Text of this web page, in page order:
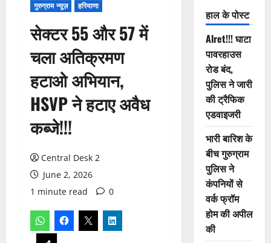
गुरुग्राम न्यूज़
हरियाणा
सेक्टर 55 और 57 में
चला अतिक्रमण
हटाओ अभियान,
HSVP ने हटाए अवैध
कब्जे!!!
Central Desk 2
June 2, 2026
1 minute read
0
हाल के पोस्ट
Alret!!! घाटा
पावरहाउस
रोड बंद,
पुलिस ने जारी
की ट्रैफिक
एडवाइजरी
भारी बारिश के
बीच गुरुग्राम
पुलिस ने
कंपनियों से
वर्क फ्रॉम
होम की अपील
की